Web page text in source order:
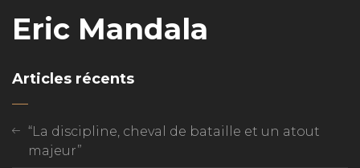
Eric Mandala
Articles récents
“La discipline, cheval de bataille et un atout
majeur”